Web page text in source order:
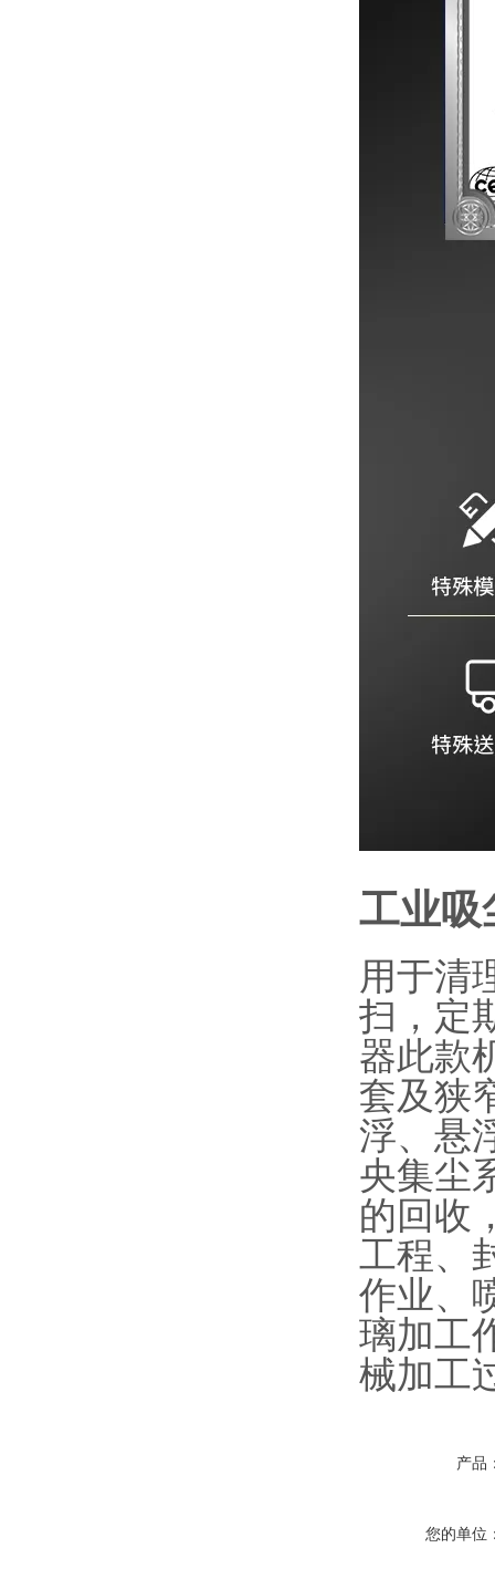
工业吸
用于清
扫，定
器此款
套及狭
浮、悬
央集尘
的回收
工程、
作业、
璃加工
械加工
产品
您的单位